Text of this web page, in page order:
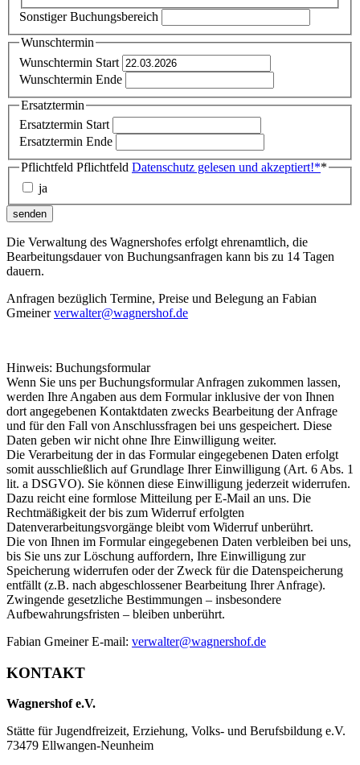
Sonstiger Buchungsbereich
Wunschtermin
Wunschtermin Start
Wunschtermin Ende
Ersatztermin
Ersatztermin Start
Ersatztermin Ende
Pflichtfeld Pflichtfeld Datenschutz gelesen und akzeptiert!**
ja
senden
Die Verwaltung des Wagnershofes erfolgt ehrenamtlich, die
Bearbeitungsdauer von Buchungsanfragen kann bis zu 14 Tagen
dauern.
Anfragen bezüglich Termine, Preise und Belegung an Fabian
Gmeinerverwalter@wagnershof.de
Hinweis: Buchungsformular
Wenn Sie uns per Buchungsformular Anfragen zukommen lassen,
werden Ihre Angaben aus dem Formular inklusive der von Ihnen
dort angegebenen Kontaktdaten zwecks Bearbeitung der Anfrage
und für den Fall von Anschlussfragen bei uns gespeichert. Diese
Daten geben wir nicht ohne Ihre Einwilligung weiter.
Die Verarbeitung der in das Formular eingegebenen Daten erfolgt
somit ausschließlich auf Grundlage Ihrer Einwilligung (Art. 6 Abs. 1
lit. a DSGVO). Sie können diese Einwilligung jederzeit widerrufen.
Dazu reicht eine formlose Mitteilung per E-Mail an uns. Die
Rechtmäßigkeit der bis zum Widerruf erfolgten
Datenverarbeitungsvorgänge bleibt vom Widerruf unberührt.
Die von Ihnen im Formular eingegebenen Daten verbleiben bei uns,
bis Sie uns zur Löschung auffordern, Ihre Einwilligung zur
Speicherung widerrufen oder der Zweck für die Datenspeicherung
entfällt (z.B. nach abgeschlossener Bearbeitung Ihrer Anfrage).
Zwingende gesetzliche Bestimmungen – insbesondere
Aufbewahrungsfristen – bleiben unberührt.
Fabian Gmeiner E-mail: verwalter@wagnershof.de
KONTAKT
Wagnershof e.V.
Stätte für Jugendfreizeit, Erziehung, Volks- und Berufsbildung e.V.
73479 Ellwangen-Neunheim